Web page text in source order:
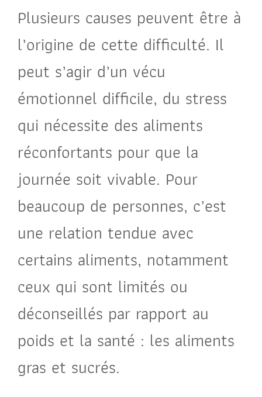
Plusieurs causes peuvent être à
l’origine de cette difficulté. Il
peut s’agir d’un vécu
émotionnel difficile, du stress
qui nécessite des aliments
réconfortants pour que la
journée soit vivable. Pour
beaucoup de personnes, c’est
une relation tendue avec
certains aliments, notamment
ceux qui sont limités ou
déconseillés par rapport au
poids et la santé : les aliments
gras et sucrés.